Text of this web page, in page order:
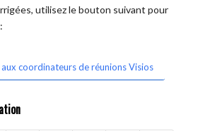
utilisez le bouton suivant pour
coordinateurs de réunions Visios